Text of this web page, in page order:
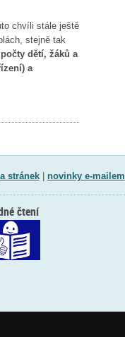
chvíli stále ještě
stejně tak
dětí, žáků a
a
stránek| novinky e-mailem
čtení